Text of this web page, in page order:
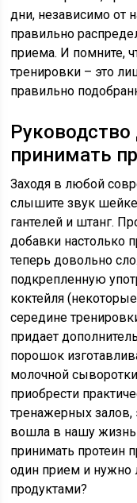
дни, независимо от
правильно
приема. И помните,
тренировки – это
правильно
принимать
Заходя в любой
слышите звук
гантелей и штанг.
добавки настолько
теперь довольно
подкрепленную
коктейля
середине
придает
порошок
молочной
приобрести
тренажерных залов,
вошла в нашу жизнь
принимать протеин
один прием и нужно
продуктами?